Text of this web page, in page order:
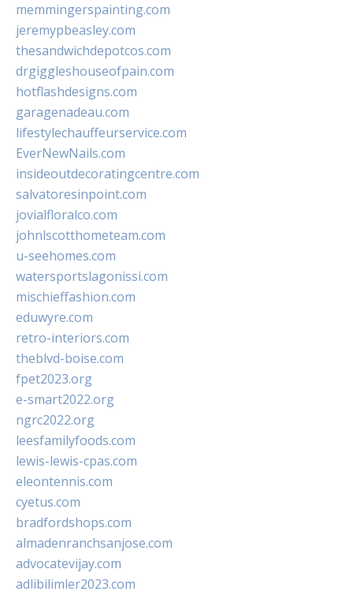
memmingerspainting.com
jeremypbeasley.com
thesandwichdepotcos.com
drgiggleshouseofpain.com
hotflashdesigns.com
garagenadeau.com
lifestylechauffeurservice.com
EverNewNails.com
insideoutdecoratingcentre.com
salvatoresinpoint.com
jovialfloralco.com
johnlscotthometeam.com
u-seehomes.com
watersportslagonissi.com
mischieffashion.com
eduwyre.com
retro-interiors.com
theblvd-boise.com
fpet2023.org
e-smart2022.org
ngrc2022.org
leesfamilyfoods.com
lewis-lewis-cpas.com
eleontennis.com
cyetus.com
bradfordshops.com
almadenranchsanjose.com
advocatevijay.com
adlibilimler2023.com